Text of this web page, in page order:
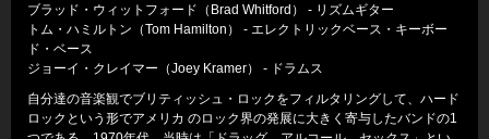
ブラッド・ウィットフォード（Brad Whitford） - リズムギター
トム・ハミルトン（Tom Hamilton） - エレクトリックベース・キーボー
ド・ベース
ジョーイ・クレイマー（Joey Kramer） - ドラムス
自分達の音楽観でブリティッシュ・ロックをフィルタリングして、ハード
ロックという形でアメリカ のロック界の発展に大きく寄与したバンドの1